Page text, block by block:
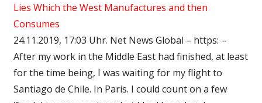
Lies Which the West Manufactures and then
Consumes
24.11.2019, 17:03 Uhr. Net News Global – https: –
After my work in the Middle East had finished, at least
for the time being, I was waiting for my flight to
Santiago de Chile. In Paris. I could count on a few